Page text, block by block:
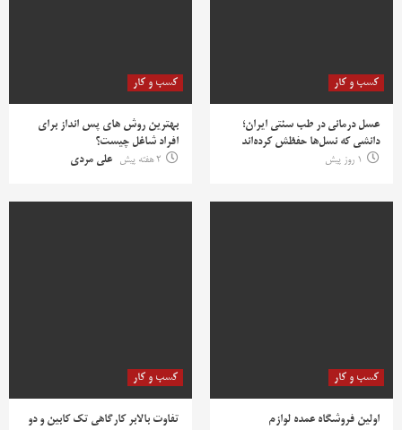
کسب و کار
عسل درمانی در طب سنتی ایران؛
دانشی که نسل‌ها حفظش کرده‌اند
1 روز پیش
کسب و کار
بهترین روش‌ های پس‌ انداز برای
افراد شاغل چیست؟
2 هفته پیش
علی مردی
کسب و کار
اولین فروشگاه عمده لوازم
کسب و کار
تفاوت بالابر کارگاهی تک کابین و دو